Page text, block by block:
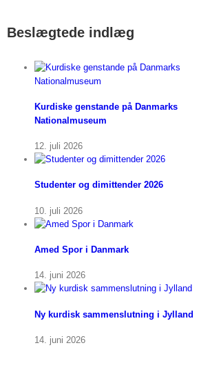
Beslægtede indlæg
Kurdiske genstande på Danmarks
Nationalmuseum
12. juli 2026
Studenter og dimittender 2026
10. juli 2026
Amed Spor i Danmark
14. juni 2026
Ny kurdisk sammenslutning i Jylland
14. juni 2026